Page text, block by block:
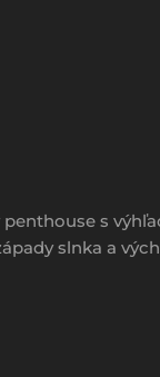
s
slnka a